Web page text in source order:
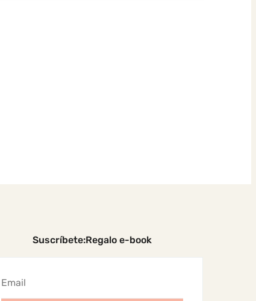
Suscríbete:Regalo e-book